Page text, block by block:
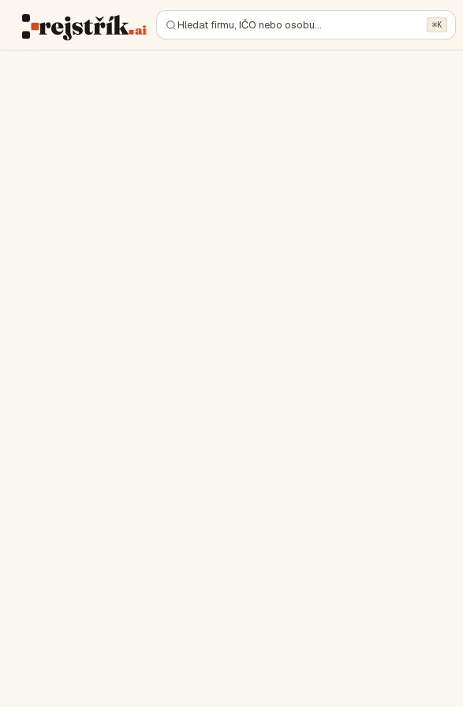
Hledat firmu, IČO nebo osobu… ⌘K